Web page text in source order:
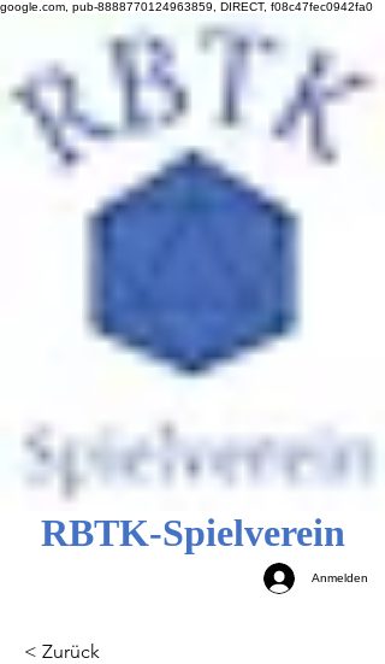
google.com, pub-8888770124963859, DIRECT, f08c47fec0942fa0
RBTK-Spielverein
Anmelden
< Zurück